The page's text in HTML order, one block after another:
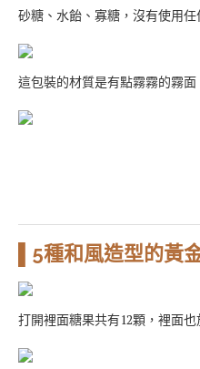
砂糖、水飴、寡糖，沒有使用任
這包裝的材質是有點霧霧的霧
▌5種和風造型的黃
打開裡面糖果共有12顆，裡面也